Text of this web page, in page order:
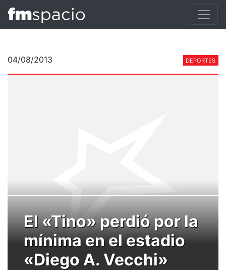
04/08/2013 DEPORTES
El «Tino» perdió por la
mínima en el estadio
«Diego A. Vecchi»